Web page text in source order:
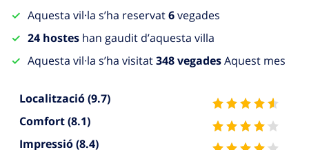
Aquesta vil·la s’ha reservat6vegades
24 hostes han gaudit d’aquesta villa
Aquesta vil·la s’ha visitat348 vegadesAquest mes
Localització(9.7)
Comfort(8.1)
Impressió(8.4)